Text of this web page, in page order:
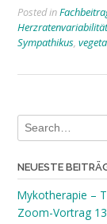
Posted in
Sympathikus,
NEUESTE
Mykotherapie –
Zoom-Vortrag